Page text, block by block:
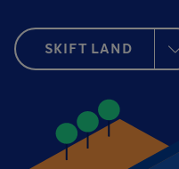
SKIFT LAND